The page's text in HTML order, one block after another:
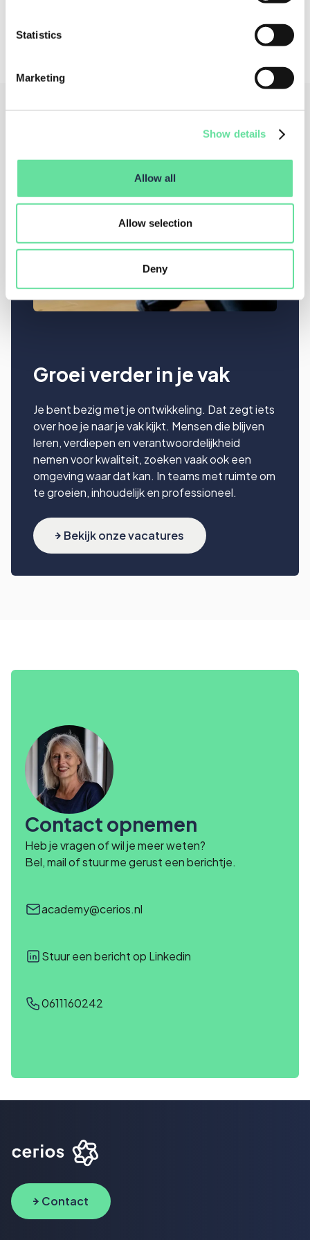
Statistics
Marketing
Show details
Allow all
Allow selection
Deny
Groei verder in je vak
Je bent bezig met je ontwikkeling. Dat zegt iets
over hoe je naar je vak kijkt. Mensen die blijven
leren, verdiepen en verantwoordelijkheid
nemen voor kwaliteit, zoeken vaak ook een
omgeving waar dat kan. In teams met ruimte om
te groeien, inhoudelijk en professioneel.
Bekijk onze vacatures
Contact opnemen
Heb je vragen of wil je meer weten?
Bel, mail of stuur me gerust een berichtje.
academy@cerios.nl
Stuur een bericht op Linkedin
0611160242
Contact